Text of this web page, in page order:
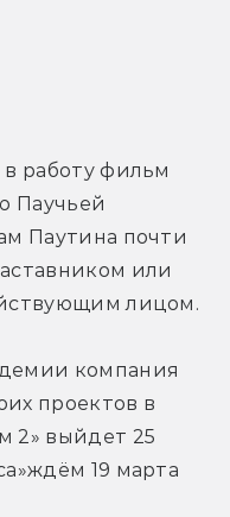
в работу фильм
Паучьей
Паутина почти
или
лицом.
компания
проектов в
2» выйдет 25
19 марта